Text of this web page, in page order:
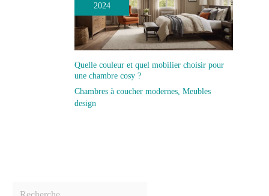
2024
Quelle couleur et quel mobilier choisir pour
une chambre cosy ?
Chambres à coucher modernes, Meubles
design